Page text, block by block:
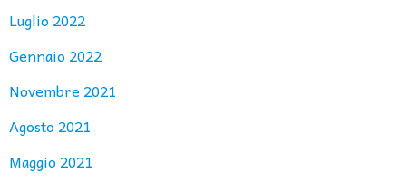
Luglio 2022
Gennaio 2022
Novembre 2021
Agosto 2021
Maggio 2021